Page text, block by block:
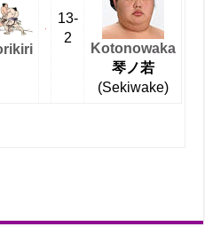
13-
2
Kotonowaka
琴ノ若
(Sekiwake)